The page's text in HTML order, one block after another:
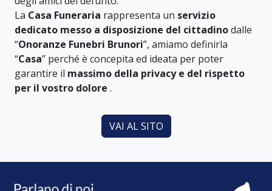
La Casa Funeraria rappresenta un servizio
dedicato messo a disposizione del cittadinodalle
“Onoranze Funebri Brunori”, amiamo definirla
“Casa” perché è concepita ed ideata per poter
garantire il massimo della privacy e del rispetto
per il vostro dolore .
VAI AL SITO